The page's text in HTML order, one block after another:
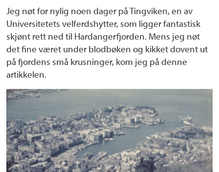
Jeg nøt for nylig noen dager på Tingviken, en av
Universitetets velferdshytter, som ligger fantastisk
skjønt rett ned til Hardangerfjorden. Mens jeg nøt
det fine været under blodbøken og kikket dovent ut
på fjordens små krusninger, kom jeg på denne
artikkelen.